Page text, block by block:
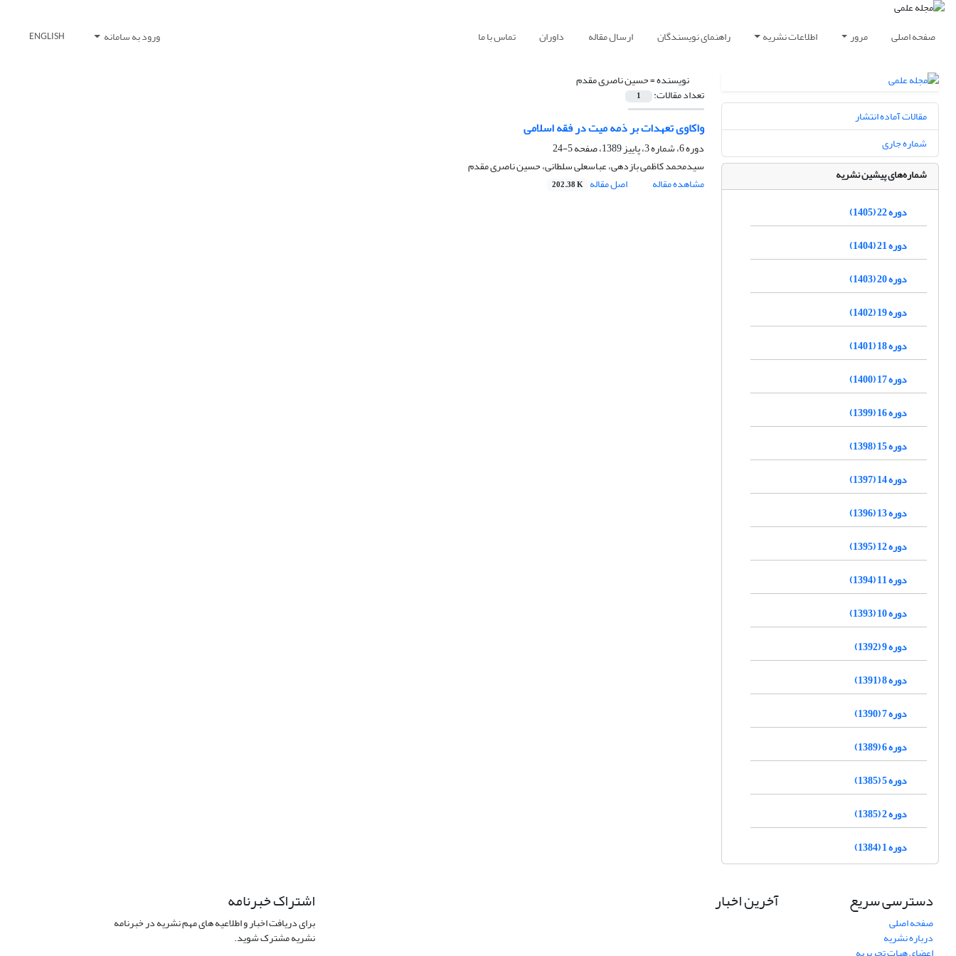
صفحه اصلی مرور اطلاعات نشریه راهنمای نویسندگان ارسال مقاله داوران تماس با ما ورود به سامانه ENGLISH
نویسنده =حسین ناصری مقدم
تعداد مقالات: 1
واکاوی تعهدات بر ذمه میت در فقه اسلامی
دوره 6، شماره 3، پاییز 1389، صفحه
5-24
سیدمحمد کاظمی بازدهی، عباسعلی سلطانی، حسین ناصری مقدم
مشاهده مقاله
اصل مقاله 202.38 K
مقالات آماده انتشار
شماره جاری
شماره‌های پیشین نشریه
دوره 22 (1405)
دوره 21 (1404)
دوره 20 (1403)
دوره 19 (1402)
دوره 18 (1401)
دوره 17 (1400)
دوره 16 (1399)
دوره 15 (1398)
دوره 14 (1397)
دوره 13 (1396)
دوره 12 (1395)
دوره 11 (1394)
دوره 10 (1393)
دوره 9 (1392)
دوره 8 (1391)
دوره 7 (1390)
دوره 6 (1389)
دوره 5 (1385)
دوره 2 (1385)
دوره 1 (1384)
دسترسی سریع
صفحه اصلی
درباره نشریه
آخرین اخبار اشتراک خبرنامه
برای دریافت اخبار و اطلاعیه های مهم نشریه در خبرنامه
نشریه مشترک شوید.